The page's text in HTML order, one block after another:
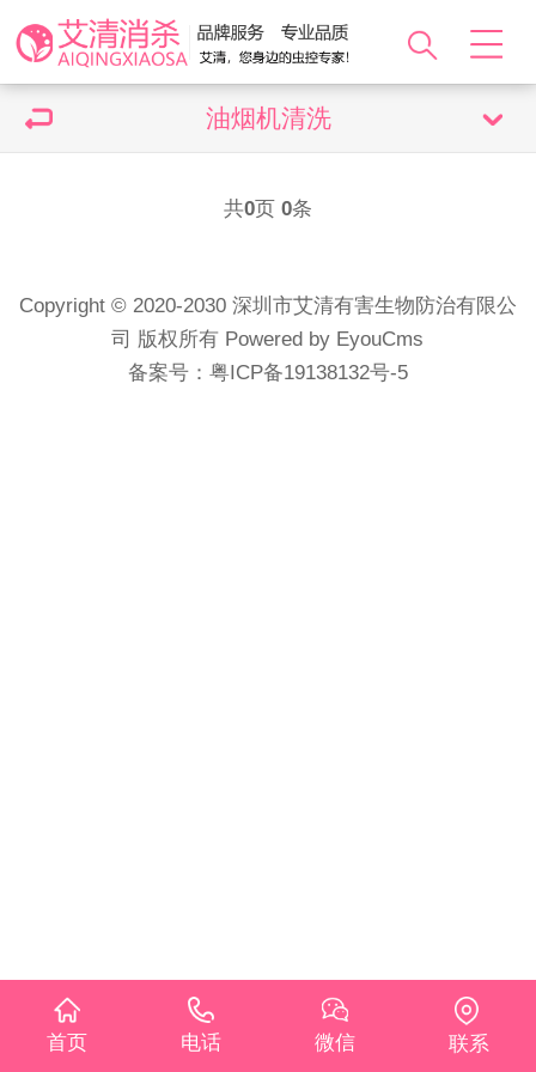
油烟机清洗
共0页 0条
Copyright © 2020-2030 深圳市艾清有害生物防治有限公
司 版权所有 Powered by EyouCms
备案号： 粤ICP备19138132号-5
首页 电话 微信 联系